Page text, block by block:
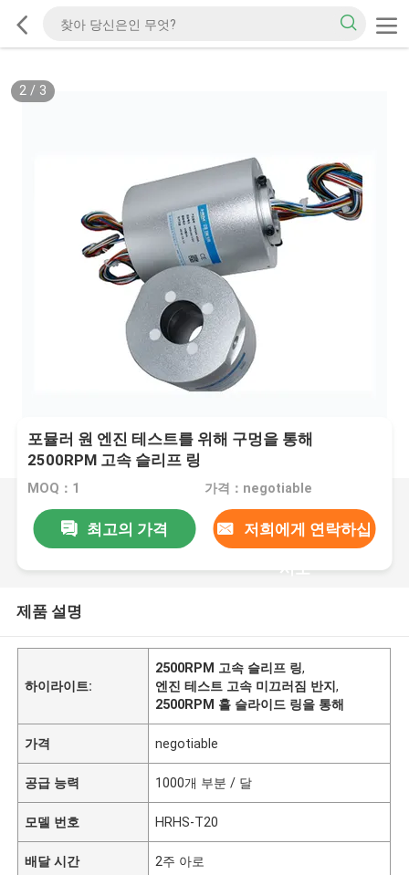
2/ 3
포뮬러 원 엔진 테스트를 위해 구멍을 통해
2500RPM 고속 슬리프 링
MOQ：1 가격：negotiable
최고의 가격 저희에게 연락하십
시오
제품 설명
하이라이트:
2500RPM 고속 슬리프 링,
엔진 테스트 고속 미끄러짐 반지,
2500RPM 홀 슬라이드 링을 통해
가격 negotiable
공급 능력 1000개 부분 / 달
모델 번호 HRHS-T20
배달 시간 2주 아로